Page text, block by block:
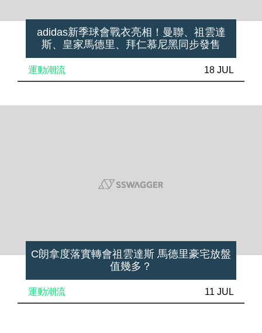
adidas新季球會戰衣亮相！曼聯、祖雲達
斯、皇家馬德里、拜仁慕尼黑同步發售
運動潮流 18 JUL
C朗拿度落實轉會祖雲達斯 馬德里豪宅放盤
值幾多？
運動潮流 11 JUL